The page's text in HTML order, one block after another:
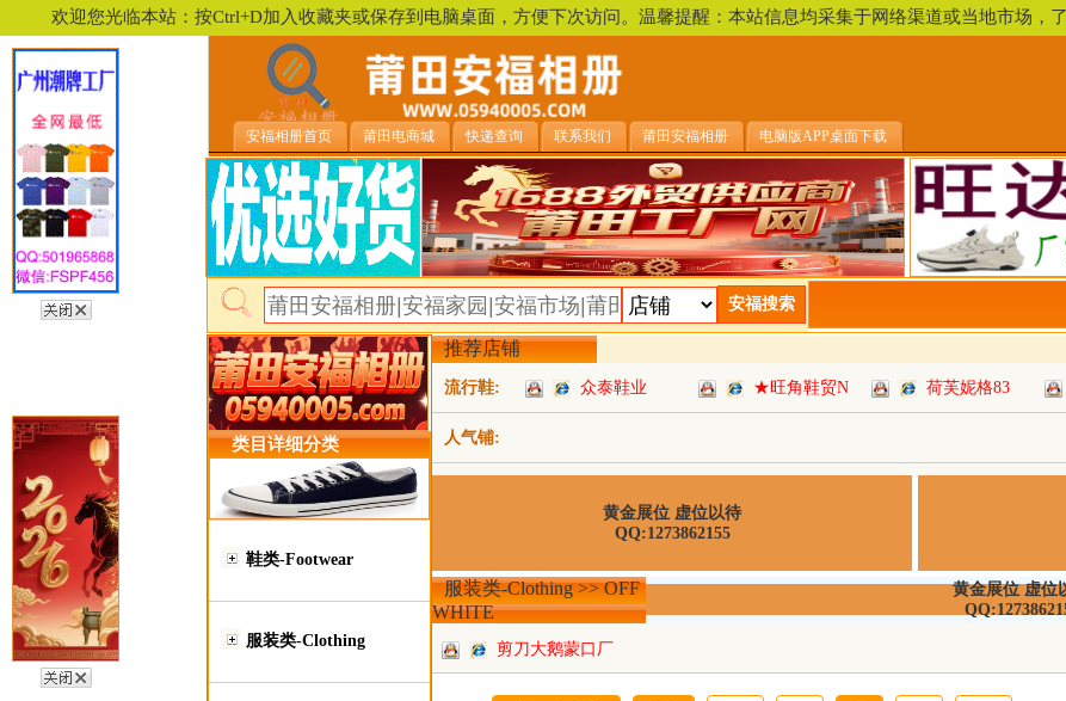
欢迎您光临本站：按Ctrl+D加入收藏夹或保存到电脑桌面，方便下次访问。温馨提醒：本站信息均采集于网络渠道或当地市场，
安福相册首页 莆田电商城 快递查询 联系我们 莆田安福相册 电脑版APP桌面下载
类目详细分类
鞋类-Footwear
服装类-Clothing
推荐店铺
流行鞋:
人气铺:
众泰鞋业 ★旺角鞋贸N 荷芙妮格83
黄金展位 虚位以待
QQ:1273862155
服装类-Clothing >> OFF
WHITE
黄金展位 虚位
剪刀大鹅蒙口厂